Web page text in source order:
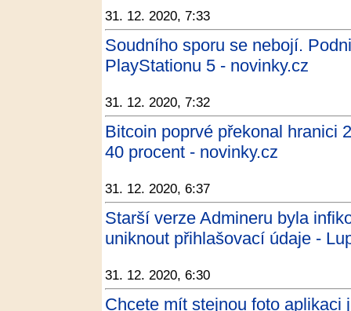
31. 12. 2020, 7:33
Soudního sporu se nebojí.
PlayStationu 5 - novinky.cz
31. 12. 2020, 7:32
Bitcoin poprvé překonal hranici
40 procent - novinky.cz
31. 12. 2020, 6:37
Starší verze Admineru byla
uniknout přihlašovací údaje -
31. 12. 2020, 6:30
Chcete mít stejnou foto aplikaci